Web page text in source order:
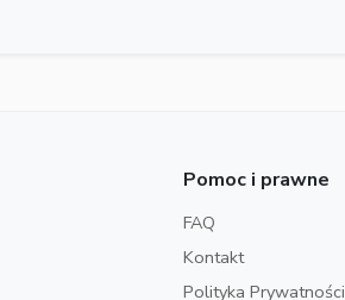
Pomoc i prawne
FAQ
Kontakt
Polityka Prywatności